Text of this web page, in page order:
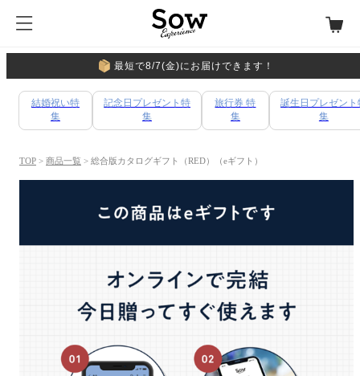
最短で8/7(金)にお届けできます！
結婚祝い特
集
記念日プレゼント特
集
旅行券 特
集
誕生日プレゼント
集
TOP > 商品一覧 > 総合版カタログギフト（RED）（eギフト）